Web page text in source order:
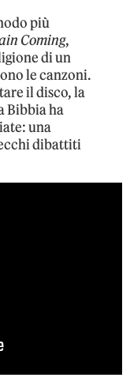
più
Coming,
di un
le canzoni.
il disco, la
Bibbia ha
una
dibattiti